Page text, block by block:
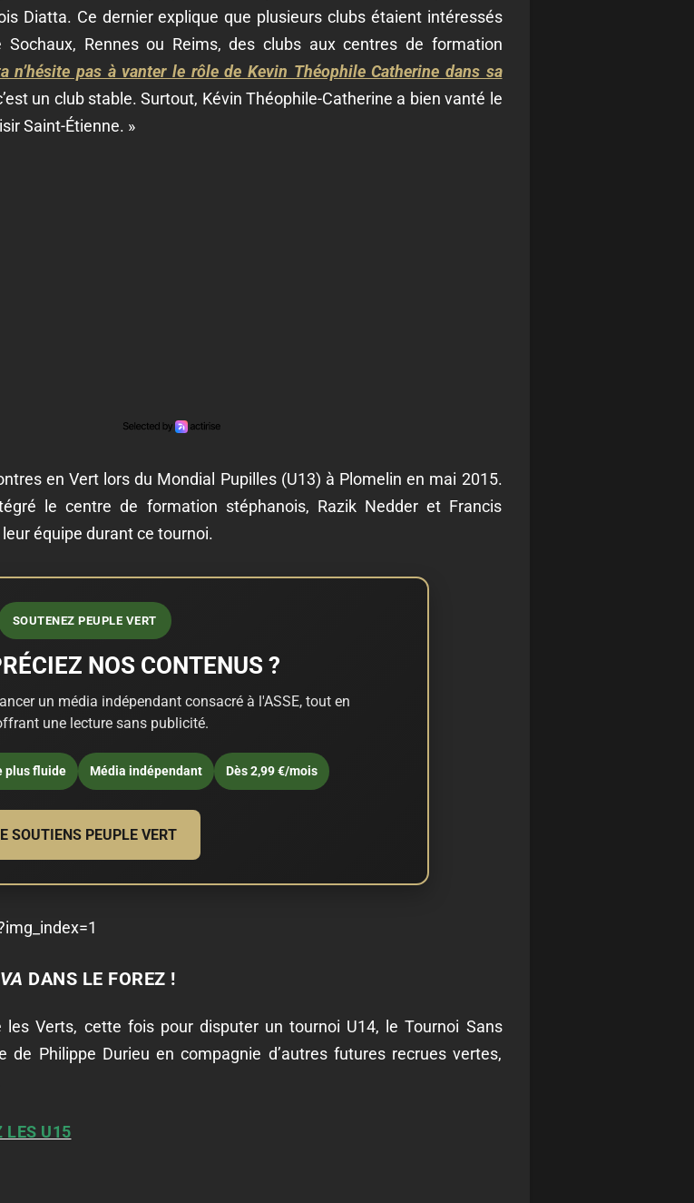
Diatta. Ce dernier explique que plusieurs clubs étaient intéressés
Rennes ou Reims, des clubs aux centres de formation
n’hésite pas à vanter le rôle de Kevin Théophile Catherine dans sa
un club stable. Surtout, Kévin Théophile-Catherine a bien vanté le
Saint-Étienne. »
en Vert lors du Mondial Pupilles (U13) à Plomelin en mai 2015.
le centre de formation stéphanois, Razik Nedder et Francis
équipe durant ce tournoi.
SOUTENEZ PEUPLE VERT
NOS CONTENUS ?
un média indépendant consacré à l'ASSE, tout en
une lecture sans publicité.
plus fluide Média indépendant Dès 2,99 €/mois
SOUTIENS PEUPLE VERT
DANS LE FOREZ !
Verts, cette fois pour disputer un tournoi U14, le Tournoi Sans
de Philippe Durieu en compagnie d’autres futures recrues vertes,
LES U15